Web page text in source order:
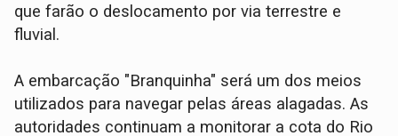
que farão o deslocamento por via terrestre e
fluvial.
A embarcação "Branquinha" será um dos meios
utilizados para navegar pelas áreas alagadas. As
autoridades continuam a monitorar a cota do Rio